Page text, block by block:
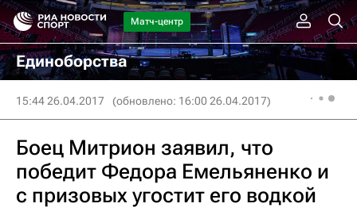
Матч-центр
Единоборства
15:44 26.04.2017 (обновлено: 16:00 26.04.2017)
Боец Митрион заявил, что
победит Федора Емельяненко и
с призовых угостит его водкой